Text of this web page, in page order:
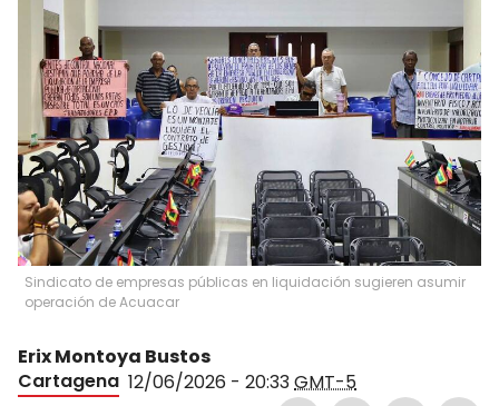
Sindicato de empresas públicas en liquidación sugieren asumir
operación de Acuacar
Erix Montoya Bustos
Cartagena 12/06/2026 - 20:33GMT-5